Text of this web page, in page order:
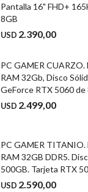
Pantalla 16" FHD+
8GB
USD 2.390,00
PC GAMER
RAM 32Gb, Disco
GeForce RTX 5060 de
USD 2.499,00
PC GAMER
RAM 32GB DDR5.
500GB. Tarjeta RTX
USD 2.590,00